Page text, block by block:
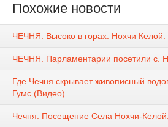
Похожие новости
ЧЕЧНЯ. Высоко в горах. Нохчи Келой.
ЧЕЧНЯ. Парламентарии посетили с.
Где Чечня скрывает живописный
Гумс (Видео).
Чечня. Посещение Села Нохчи-